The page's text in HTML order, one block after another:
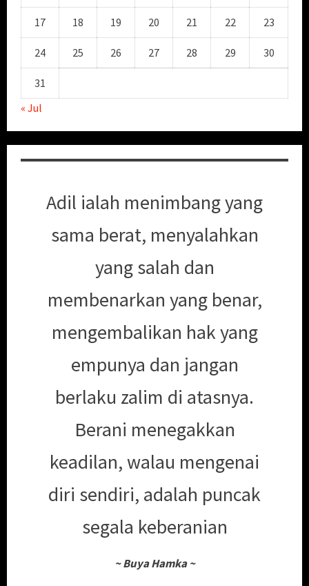
17 18 19 20 21 22 23
24 25 26 27 28 29 30
31
« Jul
Adil ialah menimbang yang
sama berat, menyalahkan
yang salah dan
membenarkan yang benar,
mengembalikan hak yang
empunya dan jangan
berlaku zalim di atasnya.
Berani menegakkan
keadilan, walau mengenai
diri sendiri, adalah puncak
segala keberanian
~ Buya Hamka ~